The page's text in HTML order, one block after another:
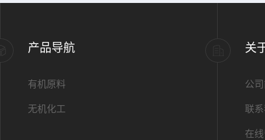
产品导航
有机原料
无机化工
关
公
联
在